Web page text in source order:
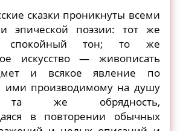
сказки проникнуты всеми
эпической поэзии: тот же
спокойный тон; то же
искусство — живописать
и всякое явление по
ими производимому на душу
та же обрядность,
в повторении обычных